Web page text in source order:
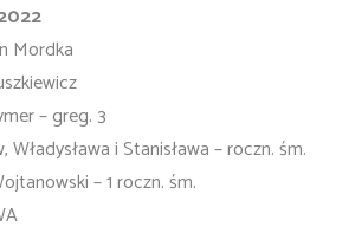
Mordka
– greg. 3
Władysława i Stanisława – roczn. śm.
– 1 roczn. śm.